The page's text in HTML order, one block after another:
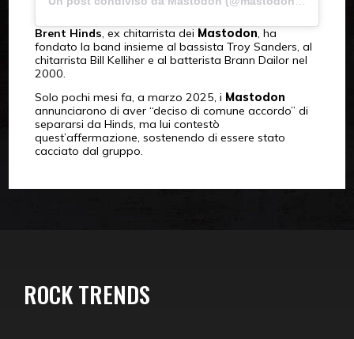
Brent Hinds, ex chitarrista dei Mastodon, ha
fondato la band insieme al bassista Troy Sanders, al
chitarrista Bill Kelliher e al batterista Brann Dailor nel
2000.
Solo pochi mesi fa, a marzo 2025, i Mastodon
annunciarono di aver “deciso di comune accordo” di
separarsi da Hinds, ma lui contestò
quest’affermazione, sostenendo di essere stato
cacciato dal gruppo.
ROCK TRENDS